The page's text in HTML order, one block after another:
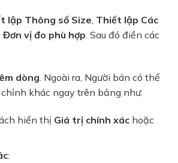
lập Thông số Size, Thiết lập Các
Đơn vị đo phù hợp. Sau đó điền các
dòng . Ngoài ra, Người bán có thể
khác ngay trên bảng như:
hiển thị Giá trị chính xáchoặc
: